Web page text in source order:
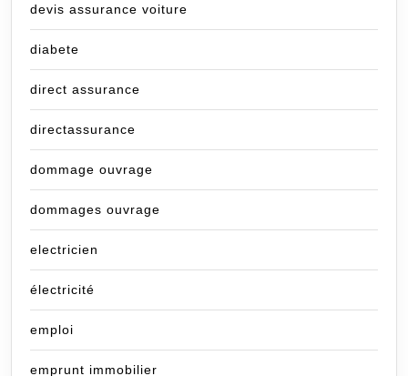
devis assurance voiture
diabete
direct assurance
directassurance
dommage ouvrage
dommages ouvrage
electricien
électricité
emploi
emprunt immobilier